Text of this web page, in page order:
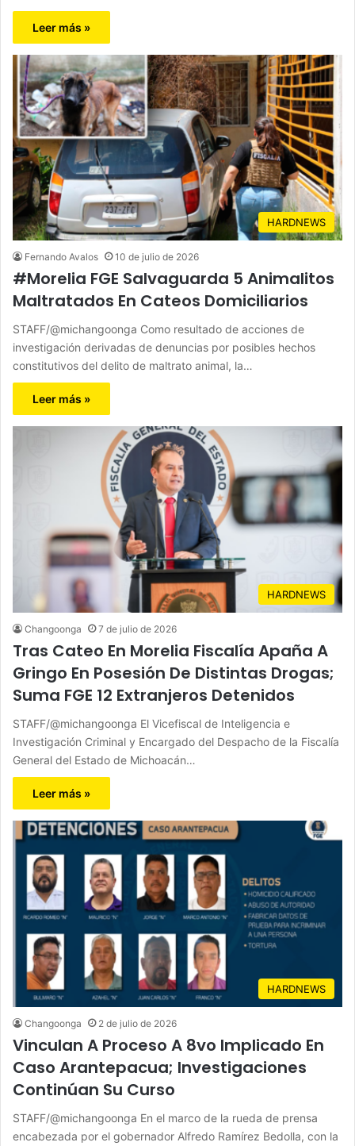
Leer más »
HARDNEWS
Fernando Avalos 10 de julio de 2026
#Morelia FGE Salvaguarda 5 Animalitos
Maltratados En Cateos Domiciliarios
STAFF/@michangoonga Como resultado de acciones de
investigación derivadas de denuncias por posibles hechos
constitutivos del delito de maltrato animal, la…
Leer más »
HARDNEWS
Changoonga 7 de julio de 2026
Tras Cateo En Morelia Fiscalía Apaña A
Gringo En Posesión De Distintas Drogas;
Suma FGE 12 Extranjeros Detenidos
STAFF/@michangoonga El Vicefiscal de Inteligencia e
Investigación Criminal y Encargado del Despacho de la Fiscalía
General del Estado de Michoacán…
Leer más »
HARDNEWS
Changoonga 2 de julio de 2026
Vinculan A Proceso A 8vo Implicado En
Caso Arantepacua; Investigaciones
Continúan Su Curso
STAFF/@michangoonga En el marco de la rueda de prensa
encabezada por el gobernador Alfredo Ramírez Bedolla, con la